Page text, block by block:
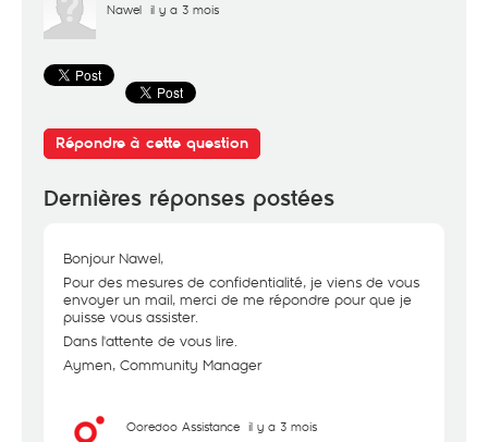
Nawel il y a 3 mois
Répondre à cette question
Dernières réponses postées
Bonjour Nawel,
Pour des mesures de confidentialité, je viens de vous
envoyer un mail, merci de me répondre pour que je
puisse vous assister.
Dans l'attente de vous lire.
Aymen, Community Manager
Ooredoo Assistance il y a 3 mois